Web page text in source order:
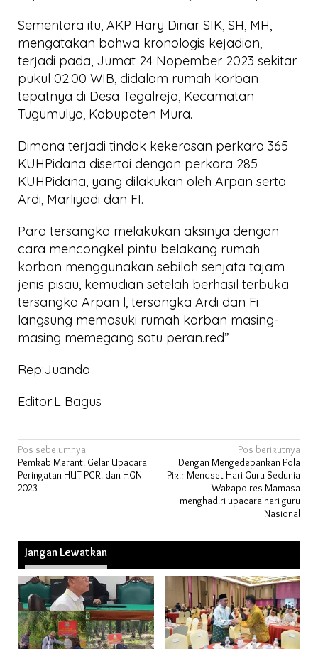
Sementara itu, AKP Hary Dinar SIK, SH, MH,
mengatakan bahwa kronologis kejadian,
terjadi pada, Jumat 24 Nopember 2023 sekitar
pukul 02.00 WIB, didalam rumah korban
tepatnya di Desa Tegalrejo, Kecamatan
Tugumulyo, Kabupaten Mura.
Dimana terjadi tindak kekerasan perkara 365
KUHPidana disertai dengan perkara 285
KUHPidana, yang dilakukan oleh Arpan serta
Ardi, Marliyadi dan FI.
Para tersangka melakukan aksinya dengan
cara mencongkel pintu belakang rumah
korban menggunakan sebilah senjata tajam
jenis pisau, kemudian setelah berhasil terbuka
tersangka Arpan l, tersangka Ardi dan Fi
langsung memasuki rumah korban masing-
masing memegang satu peran.red”
Rep:Juanda
Editor:L Bagus
Navigasi
pos
Pos sebelumnya
Pemkab Meranti Gelar Upacara
Peringatan HUT PGRI dan HGN
2023
Pos berikutnya
Dengan Mengedepankan Pola
Pikir Mendset Hari Guru Sedunia
Wakapolres Mamasa
menghadiri upacara hari guru
Nasional
Jangan Lewatkan